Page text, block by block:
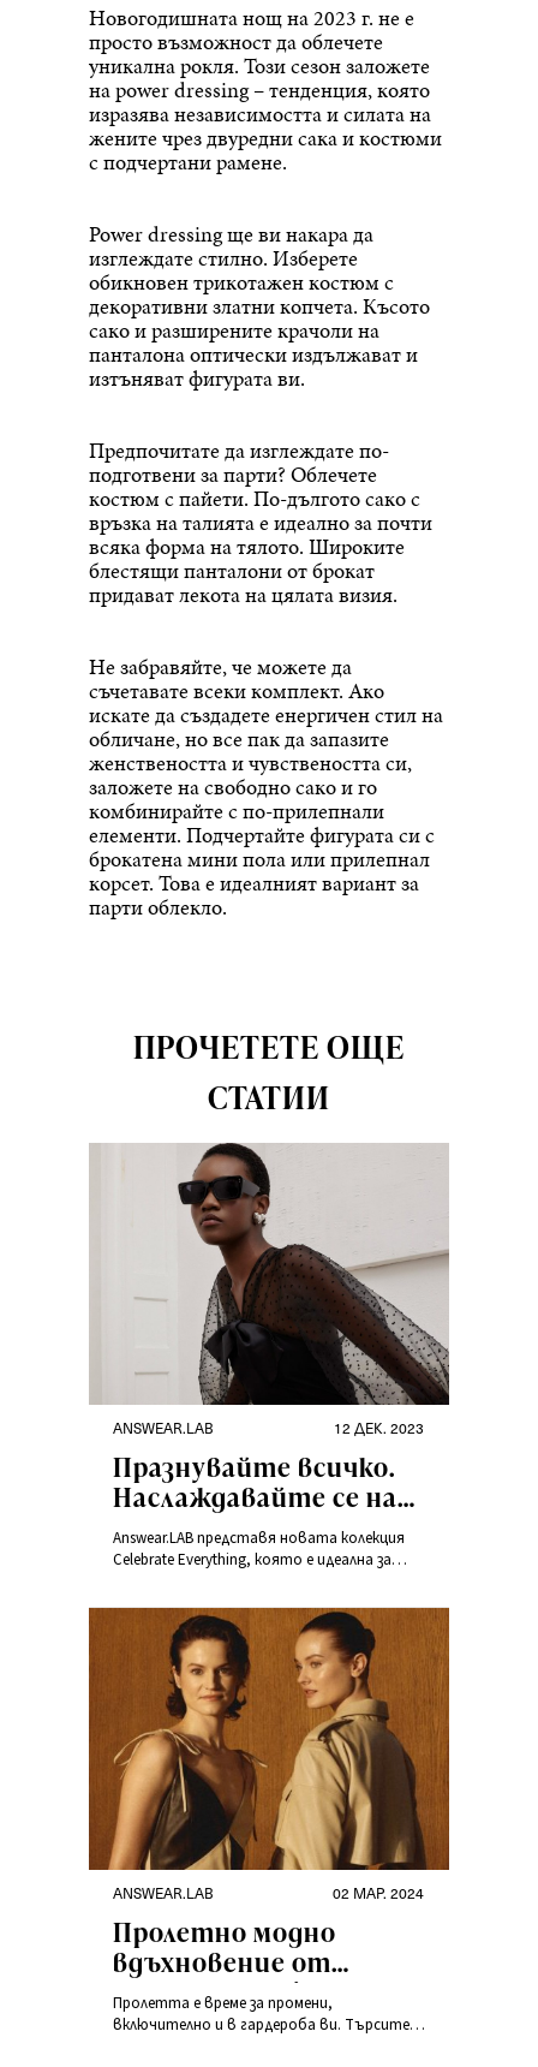
Новогодишната нощ на 2023 г. не е
просто възможност да облечете
уникална рокля. Този сезон заложете
на power dressing – тенденция, която
изразява независимостта и силата на
жените чрез двуредни сака и костюми
с подчертани рамене.
Power dressing ще ви накара да
изглеждате стилно. Изберете
обикновен трикотажен костюм с
декоративни златни копчета. Късото
сако и разширените крачоли на
панталона оптически издължават и
изтъняват фигурата ви.
Предпочитате да изглеждате по-
подготвени за парти? Облечете
костюм с пайети. По-дългото сако с
връзка на талията е идеално за почти
всяка форма на тялото. Широките
блестящи панталони от брокат
придават лекота на цялата визия.
Не забравяйте, че можете да
съчетавате всеки комплект. Ако
искате да създадете енергичен стил на
обличане, но все пак да запазите
женствеността и чувствеността си,
заложете на свободно сако и го
комбинирайте с по-прилепнали
елементи. Подчертайте фигурата си с
брокатена мини пола или прилепнал
корсет. Това е идеалният вариант за
парти облекло.
ПРОЧЕТЕТЕ ОЩЕ
СТАТИИ
ANSWEAR.LAB 12 ДЕК. 2023
Празнувайте всичко.
Наслаждавайте се на
специални моменти
във вашия стил
Answear.LAB представя новата колекция
Celebrate Everything, която е идеална за
ANSWEAR.LAB 02 МАР. 2024
Пролетно модно
вдъхновение от
колекцията Sisterhood
Treasure
Пролетта е време за промени,
включително и в гардероба ви. Търсите